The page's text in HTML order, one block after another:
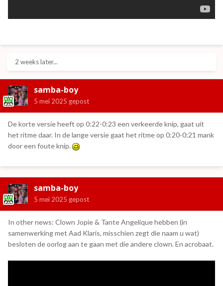
2 weeks later...
samba-boy
5 mei 2025 gepost
De korte versie heeft op 0:22-0:23 een verkeerde knip, gaat uit
het ritme daar. In de lange versie gaat het ritme op 0:20-0:21 mank
door een foute knip.
samba-boy
5 mei 2025 gepost
In other news: Clown Jopie & Tante Angelique hebben (in
samenwerking met Aad Klaris, misschien zegt die naam u wat)
besloten de oorlog aan te gaan met die andere clown. En acrobaat.